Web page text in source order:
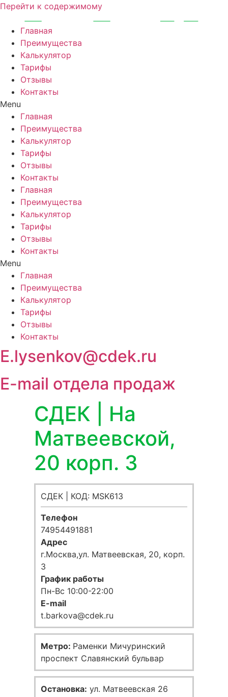
Перейти к содержимому
Главная
Преимущества
Калькулятор
Тарифы
Отзывы
Контакты
Menu
Главная
Преимущества
Калькулятор
Тарифы
Отзывы
Контакты
Главная
Преимущества
Калькулятор
Тарифы
Отзывы
Контакты
Menu
Главная
Преимущества
Калькулятор
Тарифы
Отзывы
Контакты
E.lysenkov@cdek.ru
E-mail отдела продаж
СДЕК | На
Матвеевской,
20 корп. 3
СДЕК | КОД: MSK613
Телефон
74954491881
Адрес
г.Москва,ул. Матвеевская, 20, корп.
3
График работы
Пн-Вс 10:00-22:00
E-mail
t.barkova@cdek.ru
Метро: Раменки Мичуринский
проспект Славянский бульвар
Остановка: ул. Матвеевская 26